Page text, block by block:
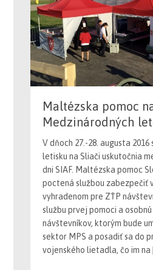
Maltézska pomoc
Medzinárodných
V dňoch 27.-28. augusta
letisku na Sliači uskutočnia
dni SIAF. Maltézska pomoc
poctená službou zabezpečiť
vyhradenom pre ZŤP
službu prvej pomoci a osobnú
návštevníkov, ktorým bude
sektor MPS a posadiť sa do
vojenského lietadla, čo im na